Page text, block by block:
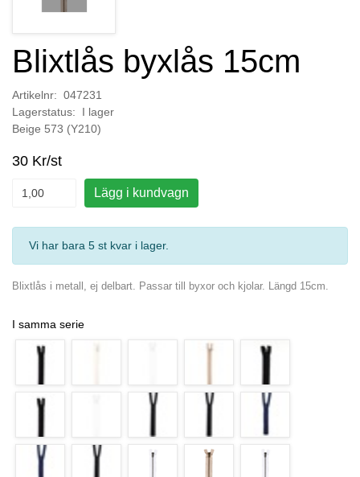
Blixtlås byxlås 15cm
Artikelnr: 047231
Lagerstatus: I lager
Beige 573 (Y210)
30 Kr/st
Lägg i kundvagn
Vi har bara 5 st kvar i lager.
Blixtlås i metall, ej delbart. Passar till byxor och kjolar. Längd 15cm.
I samma serie